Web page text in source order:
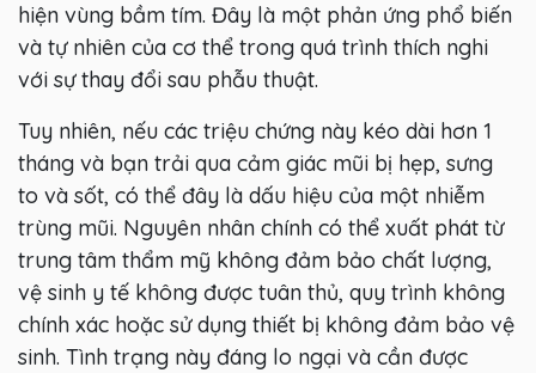
hiện vùng bầm tím. Đây là một phản ứng phổ biến
và tự nhiên của cơ thể trong quá trình thích nghi
với sự thay đổi sau phẫu thuật.
Tuy nhiên, nếu các triệu chứng này kéo dài hơn 1
tháng và bạn trải qua cảm giác mũi bị hẹp, sưng
to và sốt, có thể đây là dấu hiệu của một nhiễm
trùng mũi. Nguyên nhân chính có thể xuất phát từ
trung tâm thẩm mỹ không đảm bảo chất lượng,
vệ sinh y tế không được tuân thủ, quy trình không
chính xác hoặc sử dụng thiết bị không đảm bảo vệ
sinh. Tình trạng này đáng lo ngại và cần được